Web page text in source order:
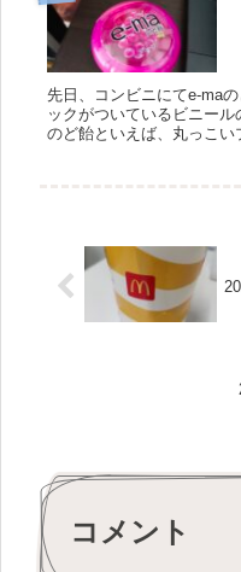
先日、コンビニにてe-ma
ックがついているビニー
のど飴といえば、丸っこい
コメント